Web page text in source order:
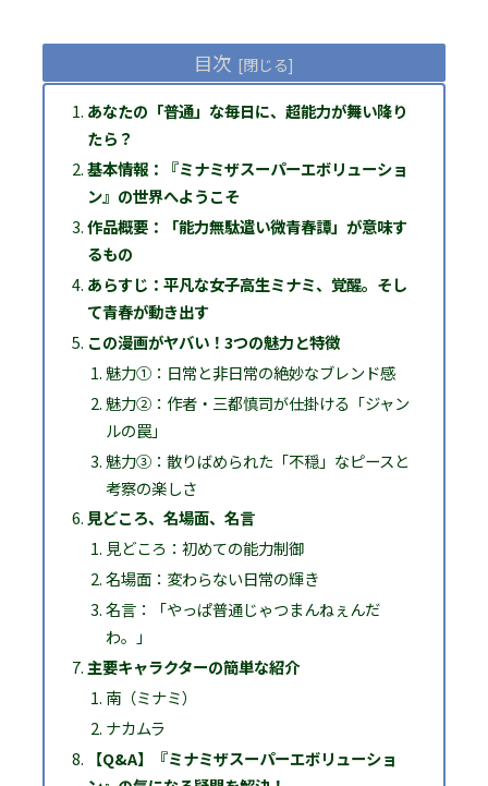
目次
あなたの「普通」な毎日に、超能力が舞い降り
たら？
基本情報：『ミナミザスーパーエボリューショ
ン』の世界へようこそ
作品概要：「能力無駄遣い微青春譚」が意味す
るもの
あらすじ：平凡な女子高生ミナミ、覚醒。そし
て青春が動き出す
この漫画がヤバい！3つの魅力と特徴
魅力①：日常と非日常の絶妙なブレンド感
魅力②：作者・三都慎司が仕掛ける「ジャン
ルの罠」
魅力③：散りばめられた「不穏」なピースと
考察の楽しさ
見どころ、名場面、名言
見どころ：初めての能力制御
名場面：変わらない日常の輝き
名言：「やっぱ普通じゃつまんねぇんだ
わ。」
主要キャラクターの簡単な紹介
南（ミナミ）
ナカムラ
【Q&A】『ミナミザスーパーエボリューショ